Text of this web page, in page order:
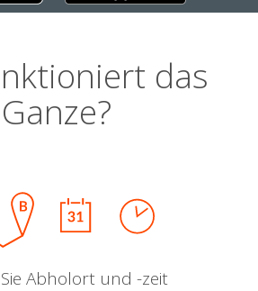
das
Ganze?
Abholort und -zeit